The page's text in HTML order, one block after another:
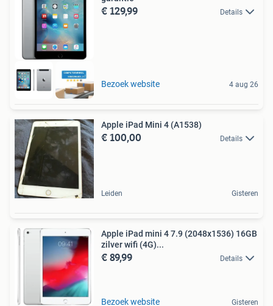
€ 129,99 Details
Bezoek website 4 aug 26
Apple iPad Mini 4 (A1538)
€ 100,00 Details
Leiden Gisteren
Apple iPad mini 4 7.9 (2048x1536) 16GB
zilver wifi (4G)...
€ 89,99 Details
Bezoek website Gisteren